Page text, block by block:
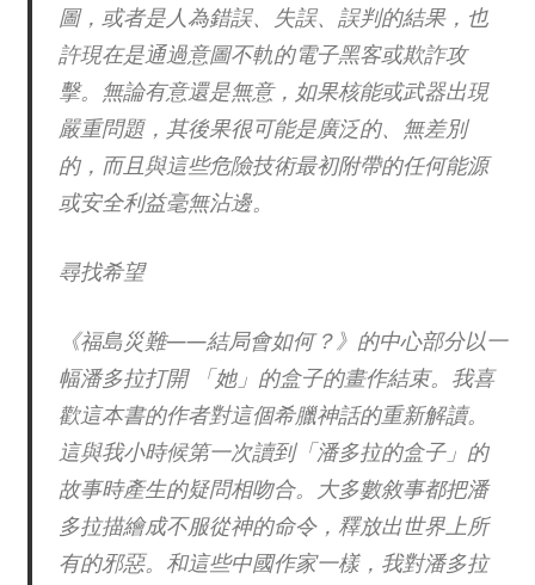
圖，或者是人為錯誤、失誤、誤判的結果，也
許現在是通過意圖不軌的電子黑客或欺詐攻
擊。無論有意還是無意，如果核能或武器出現
嚴重問題，其後果很可能是廣泛的、無差別
的，而且與這些危險技術最初附帶的任何能源
或安全利益毫無沾邊。
尋找希望
《福島災難——結局會如何？》的中心部分以一
幅潘多拉打開 「她」的盒子的畫作結束。我喜
歡這本書的作者對這個希臘神話的重新解讀。
這與我小時候第一次讀到「潘多拉的盒子」的
故事時產生的疑問相吻合。大多數敘事都把潘
多拉描繪成不服從神的命令，釋放出世界上所
有的邪惡。和這些中國作家一樣，我對潘多拉